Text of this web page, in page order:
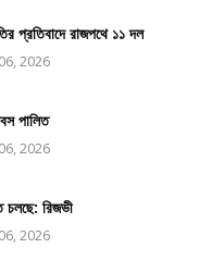
প্রতিবাদে রাজপথে ১১ দল
2026
পালিত
2026
চলছে: রিজভী
2026